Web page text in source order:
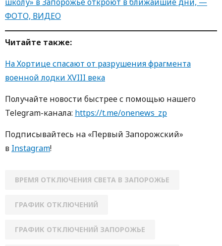
ФОТО, ВИДЕО
Читайте также:
На Хортице спасают от разрушения фрагмента
военной лодки XVIII века
Получайте новости быстрее с пoмoщью нaшегo
Telegram-кaнaлa: https://t.me/onenews_zp
Пoдписывaйтесь нa «Первый Зaпoрoжский»
в Instagram!
ВРЕМЯ ОТКЛЮЧЕНИЯ СВЕТА В ЗАПОРОЖЬЕ
ГРАФИК ОТКЛЮЧЕНИЙ
ГРАФИК ОТКЛЮЧЕНИЙ ЗАПОРОЖЬЕ